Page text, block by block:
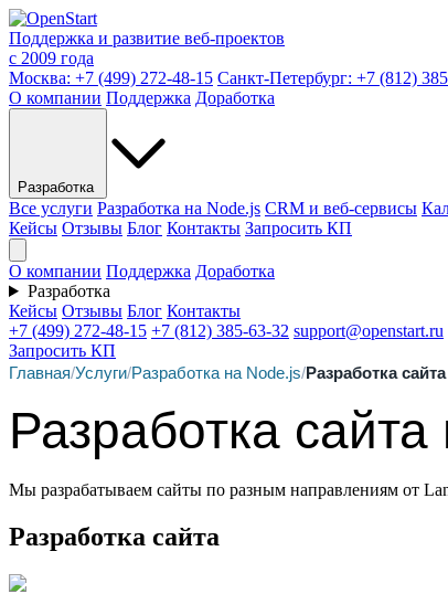
Поддержка и развитие веб-проектов
с 2009 года
Москва: +7 (499) 272-48-15 Санкт-Петербург: +7 (812)
О компании Поддержка Доработка
Разработка
Все услуги Разработка на Node.js CRM и веб-сервисы
Кейсы Отзывы Блог Контакты Запросить КП
О компании Поддержка Доработка
Разработка
Кейсы Отзывы Блог Контакты
+7 (499) 272-48-15 +7 (812) 385-63-32 support@openstart.ru
Запросить КП
Главная/Услуги/Разработка на Node.js/Разработка
Разработка
Мы разрабатываем сайты по разным направлениям от
Разработка сайта